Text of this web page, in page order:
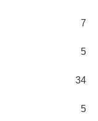
7
5
34
5